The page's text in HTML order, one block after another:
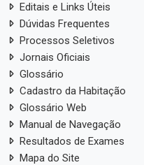
Editais e Links Úteis
Dúvidas Frequentes
Processos Seletivos
Jornais Oficiais
Glossário
Cadastro da Habitação
Glossário Web
Manual de Navegação
Resultados de Exames
Mapa do Site